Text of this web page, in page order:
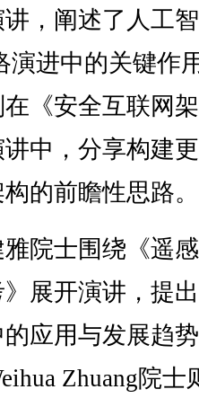
，阐述了人工
演进中的关键作
《安全互联网
中，分享构建
的前瞻性思路。
院士围绕《遥
展开演讲，提
应用与发展趋
Zhuang院士